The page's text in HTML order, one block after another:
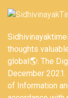
thoughts
global🌎. The
December
of Information